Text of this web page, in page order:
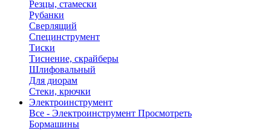
Резцы, стамески
Рубанки
Сверлящий
Специнструмент
Тиски
Тиснение, скрайберы
Шлифовальный
Для диорам
Стеки, крючки
Электроинструмент
Все - Электроинструмент Просмотреть
Бормашины